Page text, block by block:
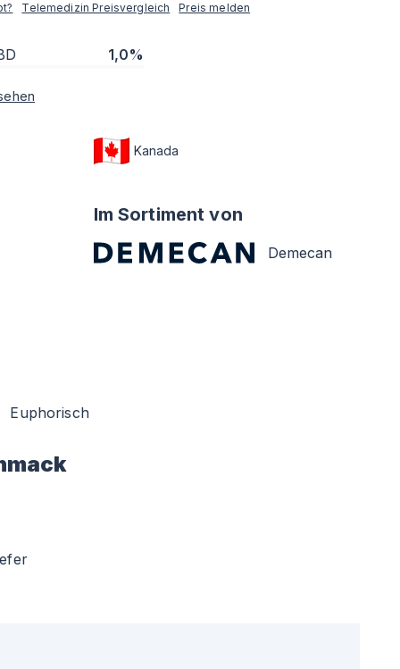
Telemedizin Preisvergleich Preis melden
1,0%
Kanada
Im Sortiment von
Demecan
Euphorisch